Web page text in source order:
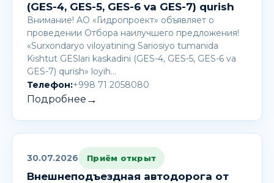
(GES-4, GES-5, GES-6 va GES-7) qurish
Внимание! AО «Гидропроект» объявляет о
проведении Отбора наилучшего предложения!
«Surxondaryo viloyatining Sariosiyo tumanida
Kishtut GESlari kaskadini (GES-4, GES-5, GES-6 va
GES-7) qurish» loyih…
Телефон:+998 71 2058080
Подробнее →
30.07.2026 Приём открыт
Внешнеподъездная автодорога от